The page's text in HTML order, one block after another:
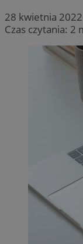
28 kwietnia
Czas czytania: 2